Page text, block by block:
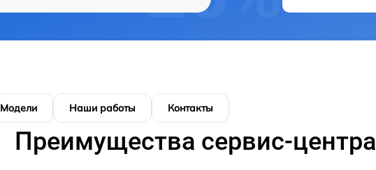
Модели Наши работы Контакты
Преимущества сервис-центра